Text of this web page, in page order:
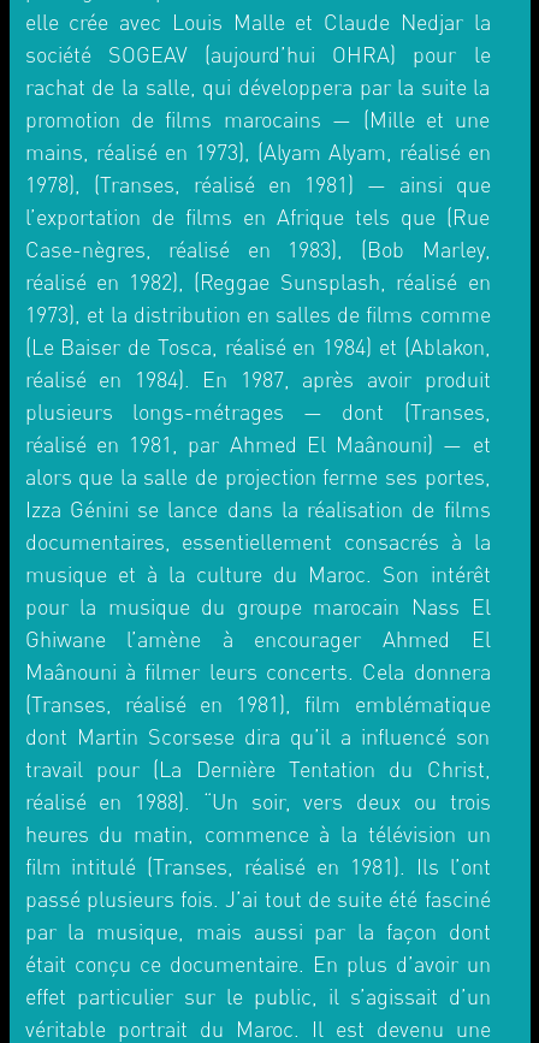
elle crée avec Louis Malle et Claude Nedjar la
société SOGEAV (aujourd’hui OHRA) pour le
rachat de la salle, qui développera par la suite la
promotion de films marocains — (Mille et une
mains, réalisé en 1973), (Alyam Alyam, réalisé en
1978), (Transes, réalisé en 1981) — ainsi que
l’exportation de films en Afrique tels que (Rue
Case-nègres, réalisé en 1983), (Bob Marley,
réalisé en 1982), (Reggae Sunsplash, réalisé en
1973), et la distribution en salles de films comme
(Le Baiser de Tosca, réalisé en 1984) et (Ablakon,
réalisé en 1984). En 1987, après avoir produit
plusieurs longs-métrages — dont (Transes,
réalisé en 1981, par Ahmed El Maânouni) — et
alors que la salle de projection ferme ses portes,
Izza Génini se lance dans la réalisation de films
documentaires, essentiellement consacrés à la
musique et à la culture du Maroc. Son intérêt
pour la musique du groupe marocain Nass El
Ghiwane l’amène à encourager Ahmed El
Maânouni à filmer leurs concerts. Cela donnera
(Transes, réalisé en 1981), film emblématique
dont Martin Scorsese dira qu’il a influencé son
travail pour (La Dernière Tentation du Christ,
réalisé en 1988). “Un soir, vers deux ou trois
heures du matin, commence à la télévision un
film intitulé (Transes, réalisé en 1981). Ils l’ont
passé plusieurs fois. J’ai tout de suite été fasciné
par la musique, mais aussi par la façon dont
était conçu ce documentaire. En plus d’avoir un
effet particulier sur le public, il s’agissait d’un
véritable portrait du Maroc. Il est devenu une